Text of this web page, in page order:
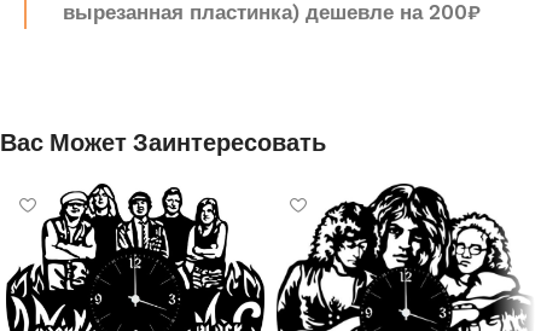
вырезанная пластинка) дешевле на 200₽
Вас Может Заинтересовать